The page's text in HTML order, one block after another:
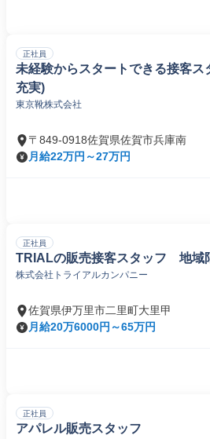
正社員
未経験からスタートできる接客ス
充実)
東京靴株式会社
〒849-0918佐賀県佐賀市兵庫南
月給22万円～27万円
正社員
TRIALの販売接客スタッフ 地域
株式会社トライアルカンパニー
佐賀県伊万里市二里町大里甲
月給20万6000円～65万円
正社員
アパレル販売スタッフ